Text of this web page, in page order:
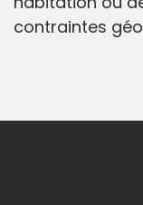
contraintes